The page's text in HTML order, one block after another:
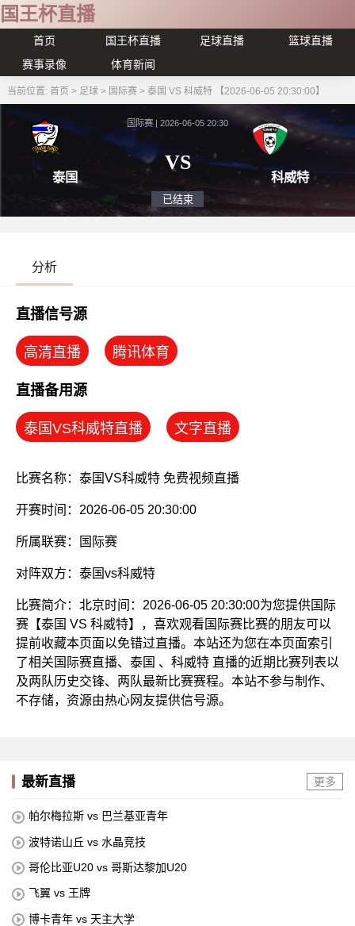
国王杯直播
首页 国王杯直播 足球直播
篮球直播
赛事录像
体育新闻
当前位置: 首页 > 足球> 国际赛> 泰国 VS 科威特 【2026-06-05 20:30:00】
泰国
国际赛 | 2026-06-05 20:30
VS
科
分析
直播信号源
高清直播 腾讯体育
直播备用源
泰国VS科威特直播 文字直播
比赛名称：泰国VS科威特 免费视频直播
开赛时间：2026-06-05 20:30:00
所属联赛： 国际赛
对阵双方：泰国vs科威特
比赛简介：北京时间：2026-06-05 20:30:00为您提供国际
赛【泰国 VS 科威特】，喜欢观看国际赛比赛的朋友可以
提前收藏本页面以免错过直播。本站还为您在本页面索引
了相关国际赛直播、泰国 、科威特 直播的近期比赛列表以
及两队历史交锋、两队最新比赛赛程。本站不参与制作、
不存储，资源由热心网友提供信号源。
最新直播 更多
帕尔梅拉斯 vs 巴兰基亚青年
波特诺山丘 vs 水晶竞技
哥伦比亚U20 vs 哥斯达黎加U20
飞翼 vs 王牌
博卡青年 vs 天主大学